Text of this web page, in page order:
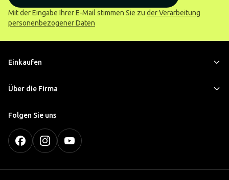
Mit der Eingabe Ihrer E-Mail stimmen Sie zu der Verarbeitung
personenbezogener Daten
Einkaufen
Über die Firma
Folgen Sie uns